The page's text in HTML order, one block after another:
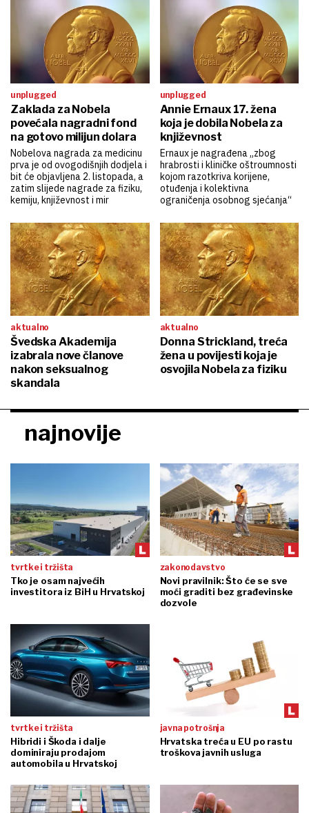
unplugged
Zaklada za Nobela
povećala nagradni fond
na gotovo milijun dolara
Nobelova nagrada za medicinu
prva je od ovogodišnjih dodjela i
bit će objavljena 2. listopada, a
zatim slijede nagrade za fiziku,
kemiju, književnost i mir
unplugged
Annie Ernaux 17. žena
koja je dobila Nobela za
književnost
Ernaux je nagrađena „zbog
hrabrosti i kliničke oštroumnosti
kojom razotkriva korijene,
otuđenja i kolektivna
ograničenja osobnog sjećanja“
aktualno
Švedska Akademija
izabrala nove članove
nakon seksualnog
skandala
aktualno
Donna Strickland, treća
žena u povijesti koja je
osvojila Nobela za fiziku
najnovije
tvrtke i tržišta
Tko je osam najvećih
investitora iz BiH u Hrvatskoj
zakonodavstvo
Novi pravilnik: Što će se sve
moći graditi bez građevinske
dozvole
tvrtke i tržišta
Hibridi i Škoda i dalje
dominiraju prodajom
automobila u Hrvatskoj
javna potrošnja
Hrvatska treća u EU po rastu
troškova javnih usluga